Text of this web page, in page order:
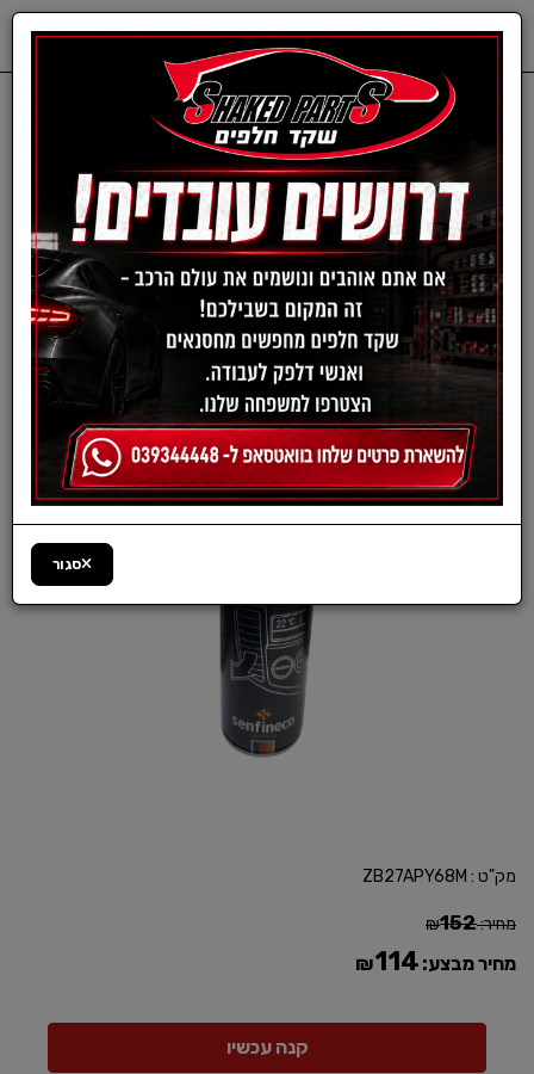
פילטר מזגן-פולקסווגן
תרסיס חיטוי למזגן רכב
(אנטיבקטריאלי)
SENFINECO
מק"ט : ZB27APY68M
מחיר: ₪152
מחיר מבצע: ₪114
סגור